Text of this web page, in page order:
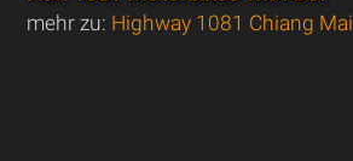
mehr zu: Highway 1081 Chiang Mai